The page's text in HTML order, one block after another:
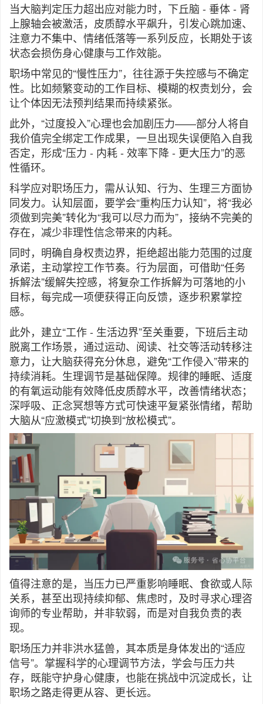
当大脑判定压力超出应对能力时，下丘脑 - 垂体 - 肾
上腺轴会被激活，皮质醇水平飙升，引发心跳加速、
注意力不集中、情绪低落等一系列反应，长期处于该
状态会损伤身心健康与工作效能。
职场中常见的“慢性压力”，往往源于失控感与不确定
性。比如频繁变动的工作目标、模糊的权责划分，会
让个体因无法预判结果而持续紧张。
此外，“过度投入”心理也会加剧压力——部分人将自
我价值完全绑定工作成果，一旦出现失误便陷入自我
否定，形成“压力 - 内耗 - 效率下降 - 更大压力”的恶
性循环。
科学应对职场压力，需从认知、行为、生理三方面协
同发力。认知层面，要学会“重构压力认知”，将“我必
须做到完美”转化为“我可以尽力而为”，接纳不完美的
存在，减少非理性信念带来的内耗。
同时，明确自身权责边界，拒绝超出能力范围的过度
承诺，主动掌控工作节奏。行为层面，可借助“任务
拆解法”缓解失控感，将复杂工作拆解为可落地的小
目标，每完成一项便获得正向反馈，逐步积累掌控
感。
此外，建立“工作 - 生活边界”至关重要，下班后主动
脱离工作场景，通过运动、阅读、社交等活动转移注
意力，让大脑获得充分休息，避免“工作侵入”带来的
持续消耗。生理调节是基础保障。规律的睡眠、适度
的有氧运动能有效降低皮质醇水平，改善情绪状态；
深呼吸、正念冥想等方式可快速平复紧张情绪，帮助
大脑从“应激模式”切换到“放松模式”。
值得注意的是，当压力已严重影响睡眠、食欲或人际
关系，甚至出现持续抑郁、焦虑时，及时寻求心理咨
询师的专业帮助，并非软弱，而是对自我负责的表
现。
职场压力并非洪水猛兽，其本质是身体发出的“适应
信号”。掌握科学的心理调节方法，学会与压力共
存，既能守护身心健康，也能在挑战中沉淀成长，让
职场之路走得更从容、更长远。